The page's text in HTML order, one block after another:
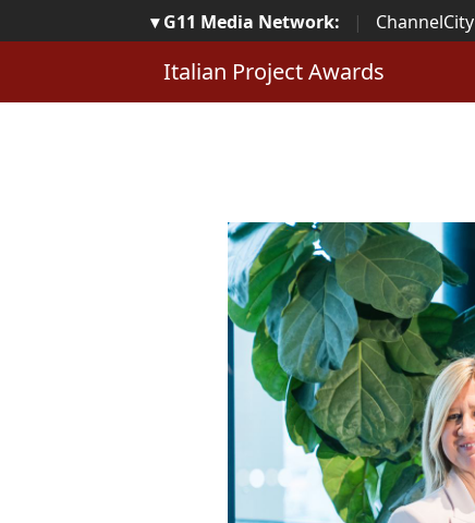
▾ G11 Media Network: | ChannelCity
Italian Project Awards